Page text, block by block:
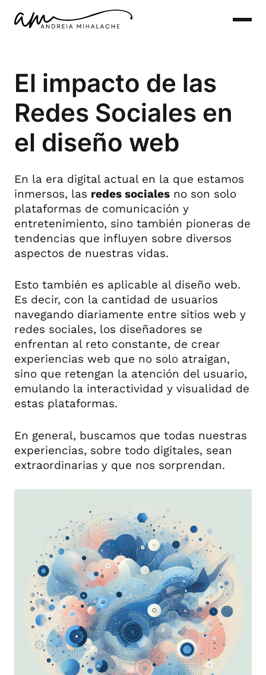
contenido
El impacto de las
Redes Sociales en
el diseño web
En la era digital actual en la que estamos
inmersos, las redes sociales no son solo
plataformas de comunicación y
entretenimiento, sino también pioneras de
tendencias que influyen sobre diversos
aspectos de nuestras vidas.
Esto también es aplicable al diseño web.
Es decir, con la cantidad de usuarios
navegando diariamente entre sitios web y
redes sociales, los diseñadores se
enfrentan al reto constante, de crear
experiencias web que no solo atraigan,
sino que retengan la atención del usuario,
emulando la interactividad y visualidad de
estas plataformas.
En general, buscamos que todas nuestras
experiencias, sobre todo digitales, sean
extraordinarias y que nos sorprendan.